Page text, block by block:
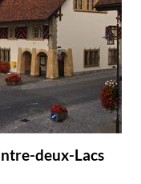
deux-Lacs